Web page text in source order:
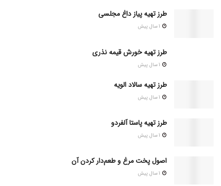
طرز تهیه پیاز داغ مجلسی
طرز تهیه خورش قیمه نذری
طرز تهیه سالاد الویه
طرز تهیه پاستا آلفردو
اصول پخت مرغ و طعم‌دار کردن آن